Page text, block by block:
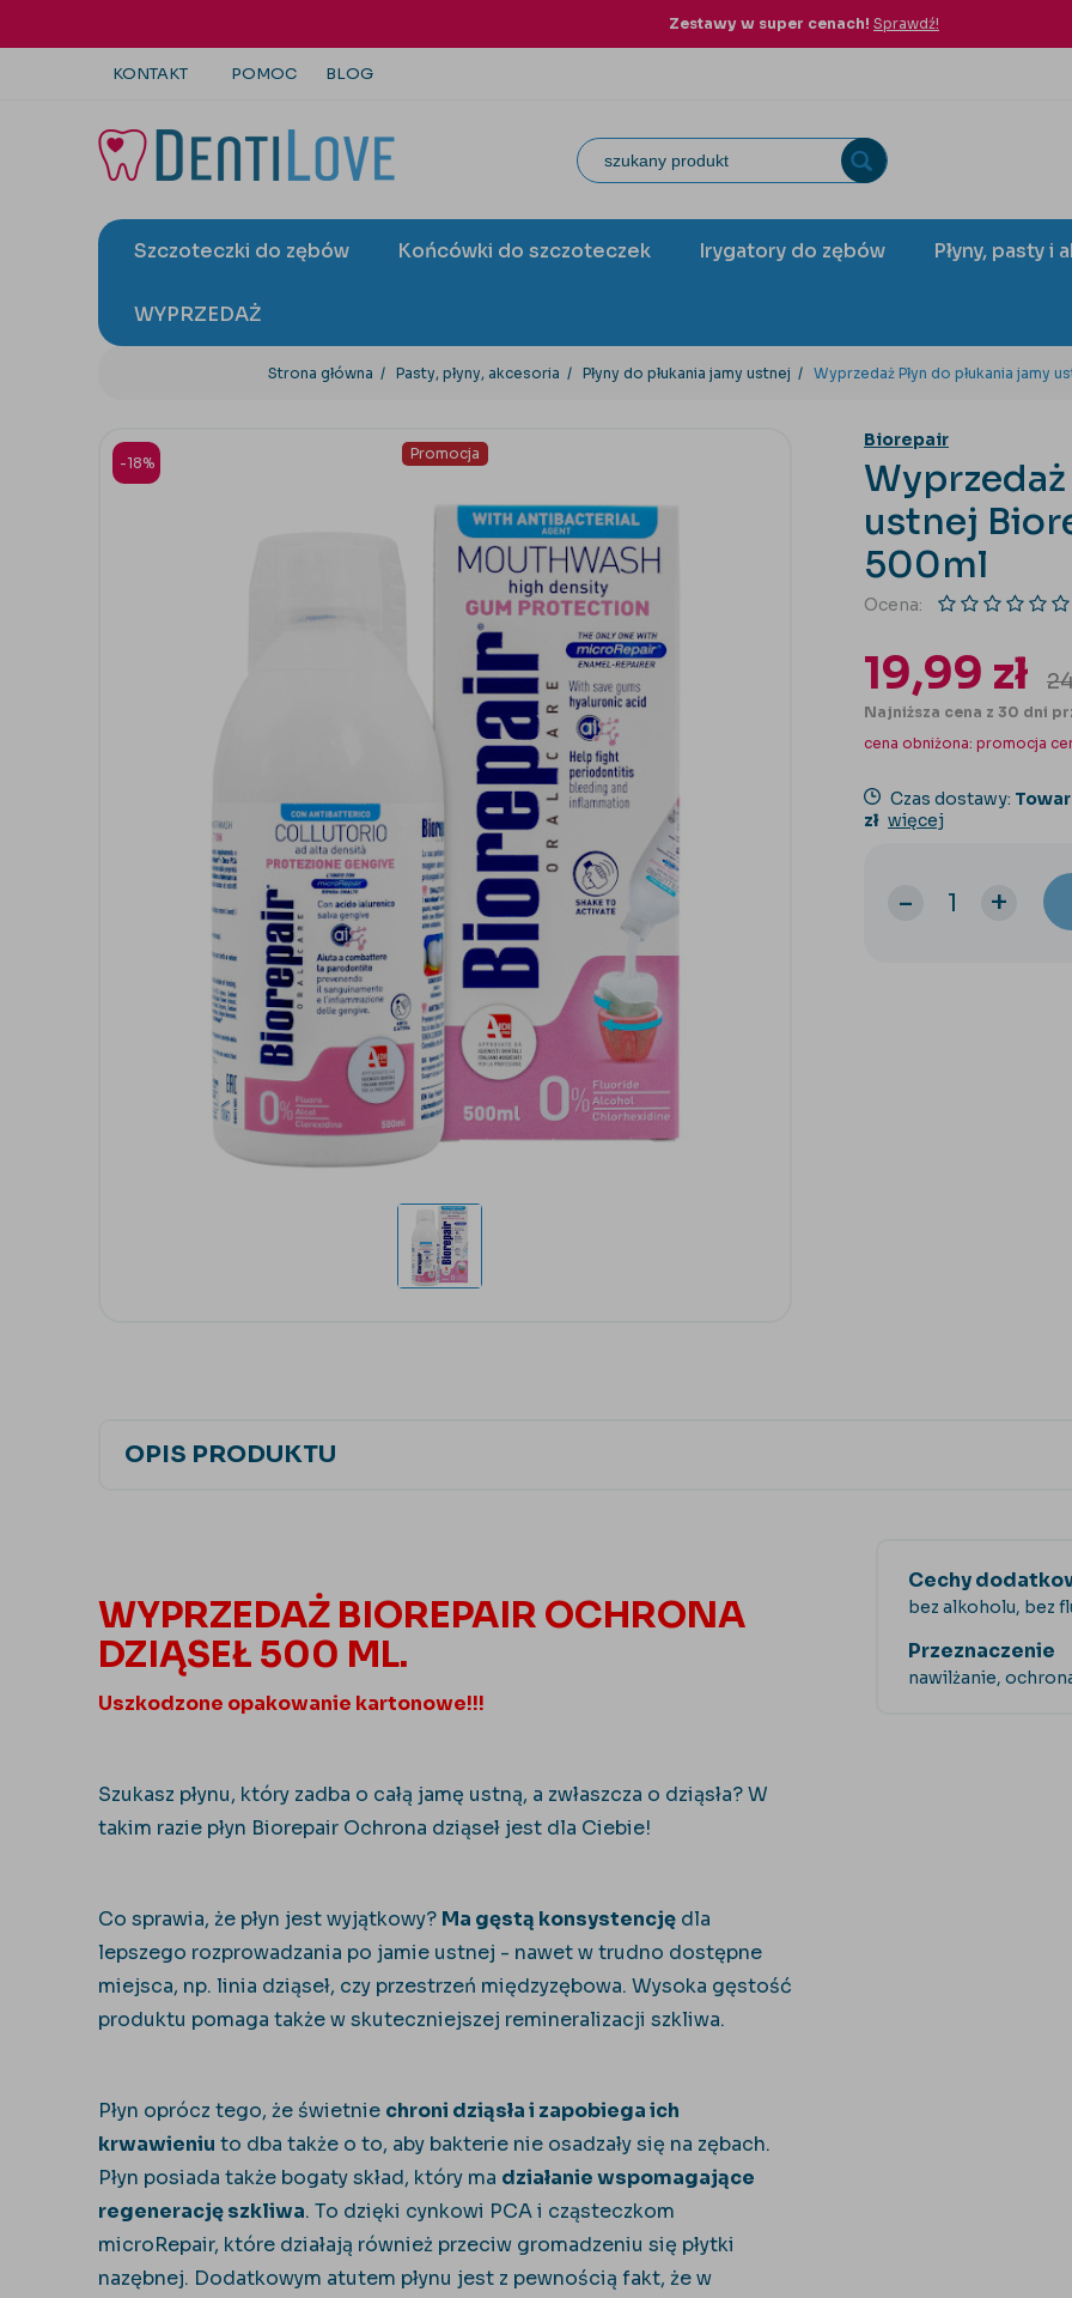
Zestawy w super cenach! Sprawdź!
KONTAKT
+48 22 113 4446
kontakt@dentilove.pl
POMOC BLOG
Szczoteczki do zębów Końcówki do szczoteczek Irygatory do zębów Płyny, pasty i
WYPRZEDAŻ
Strona główna Pasty, płyny, akcesoria Płyny do płukania jamy ustnej Wyprzedaż Płyn do płukania jamy
Promocja
-18%
Biorepair
Wyprzedaż
ustnej
500ml
Ocena:
19,99 zł
Najniższa cena z 30 dni
cena obniżona: promocja
Czas dostawy:
zł więcej
- +
OPIS PRODUKTU
WYPRZEDAŻ BIOREPAIR OCHRONA
DZIĄSEŁ 500 ML.
Uszkodzone opakowanie kartonowe!!!
Szukasz płynu, który zadba o całą jamę ustną, a zwłaszcza o dziąsła? W
takim razie płyn Biorepair Ochrona dziąseł jest dla Ciebie!
Co sprawia, że płyn jest wyjątkowy? Ma gęstą konsystencję dla
lepszego rozprowadzania po jamie ustnej - nawet w trudno dostępne
miejsca, np. linia dziąseł, czy przestrzeń międzyzębowa. Wysoka gęstość
produktu pomaga także w skuteczniejszej remineralizacji szkliwa.
Płyn oprócz tego, że świetnie chroni dziąsła i zapobiega ich
krwawieniu to dba także o to, aby bakterie nie osadzały się na zębach.
Płyn posiada także bogaty skład, który ma działanie wspomagające
regenerację szkliwa. To dzięki cynkowi PCA i cząsteczkom
microRepair, które działają również przeciw gromadzeniu się płytki
nazębnej. Dodatkowym atutem płynu jest z pewnością fakt, że w
Cechy
bez alkoholu, bez
Przeznaczenie
nawilżanie,